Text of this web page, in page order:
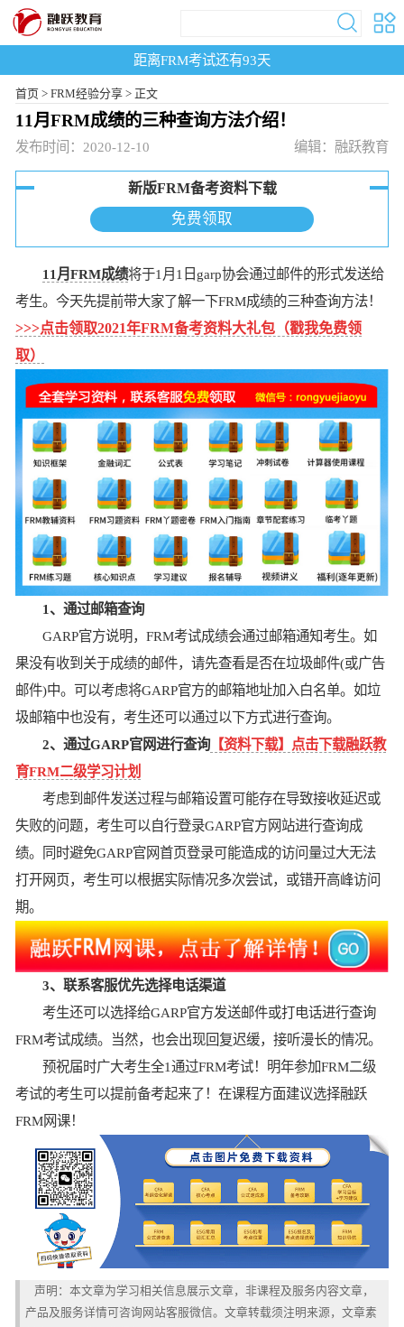
距离FRM考试还有93天
首页> FRM经验分享 > 正文
11月FRM成绩的三种查询方法介绍！
发布时间：2020-12-10 编辑：融跃教育
新版FRM备考资料下载
免费领取
11月FRM成绩将于1月1日garp协会通过邮件的形式发送给
考生。今天先提前带大家了解一下FRM成绩的三种查询方法！
>>>点击领取2021年FRM备考资料大礼包（戳我免费领
取）
1、通过邮箱查询
GARP官方说明，FRM考试成绩会通过邮箱通知考生。如
果没有收到关于成绩的邮件，请先查看是否在垃圾邮件(或广告
邮件)中。可以考虑将GARP官方的邮箱地址加入白名单。如垃
圾邮箱中也没有，考生还可以通过以下方式进行查询。
2、通过GARP官网进行查询【资料下载】点击下载融跃教
育FRM二级学习计划
考虑到邮件发送过程与邮箱设置可能存在导致接收延迟或
失败的问题，考生可以自行登录GARP官方网站进行查询成
绩。同时避免GARP官网首页登录可能造成的访问量过大无法
打开网页，考生可以根据实际情况多次尝试，或错开高峰访问
期。
3、联系客服优先选择电话渠道
考生还可以选择给GARP官方发送邮件或打电话进行查询
FRM考试成绩。当然，也会出现回复迟缓，接听漫长的情况。
预祝届时广大考生全1通过FRM考试！明年参加FRM二级
考试的考生可以提前备考起来了！在课程方面建议选择融跃
FRM网课！
声明：本文章为学习相关信息展示文章，非课程及服务内容文章，
产品及服务详情可咨询网站客服微信。文章转载须注明来源，文章素